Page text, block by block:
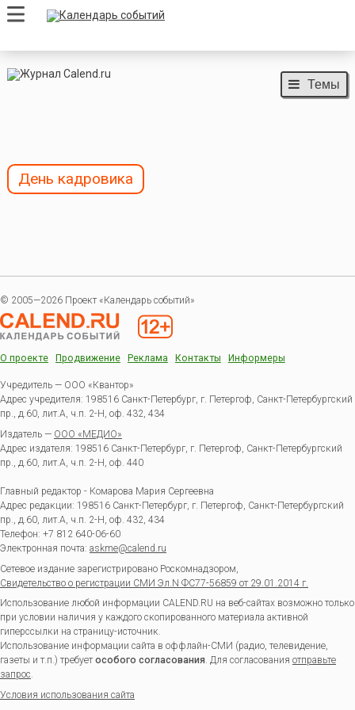
Темы
День кадровика
© 2005—2026 Проект «Календарь событий»
О проекте Продвижение Реклама Контакты Информеры
Учредитель — ООО «Квантор»
Адрес учредителя: 198516 Санкт-Петербург, г. Петергоф, Санкт-Петербургский
пр., д.60, лит.А, ч.п. 2-Н, оф. 432, 434
Издатель — ООО «МЕДИО»
Адрес издателя: 198516 Санкт-Петербург, г. Петергоф, Санкт-Петербургский
пр., д.60, лит.А, ч.п. 2-Н, оф. 440
Главный редактор - Комарова Мария Сергеевна
Адрес редакции: 198516 Санкт-Петербург, г. Петергоф, Санкт-Петербургский
пр., д.60, лит.А, ч.п. 2-Н, оф. 432, 434
Телефон: +7 812 640-06-60
Электронная почта: askme@calend.ru
Сетевое издание зарегистрировано Роскомнадзором,
Свидетельство о регистрации СМИ Эл.N ФС77-56859 от 29.01.2014 г.
Использование любой информации CALEND.RU на веб-сайтах возможно только
при условии наличия у каждого скопированного материала активной
гиперссылки на страницу-источник.
Использование информации сайта в оффлайн-СМИ (радио, телевидение,
газеты и т.п.) требуетособого согласования. Для согласования отправьте
запрос.
Условия использования сайта